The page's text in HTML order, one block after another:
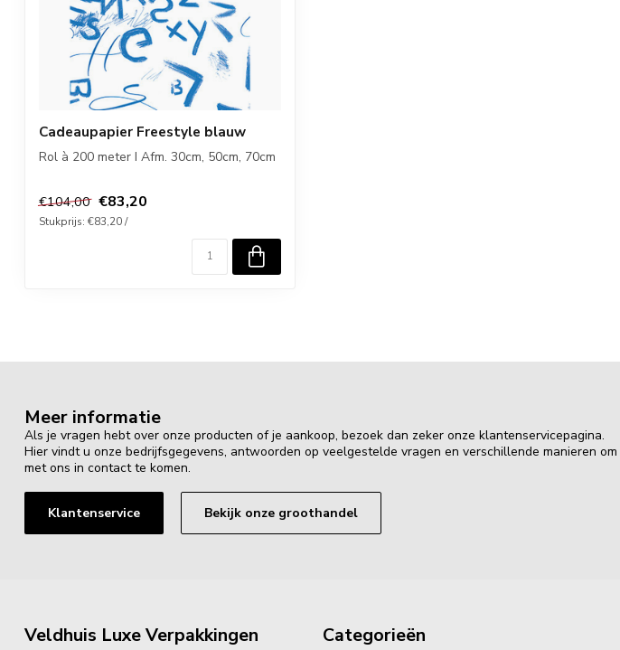
Cadeaupapier Freestyle blauw
Rol à 200 meter I Afm. 30cm, 50cm, 70cm
€104,00 €83,20
Stukprijs: €83,20 /
Meer informatie
Als je vragen hebt over onze producten of je aankoop, bezoek dan zeker onze klantenservicepagina.
Hier vindt u onze bedrijfsgegevens, antwoorden op veelgestelde vragen en verschillende manieren om
met ons in contact te komen.
Klantenservice Bekijk onze groothandel
Veldhuis Luxe Verpakkingen Categorieën